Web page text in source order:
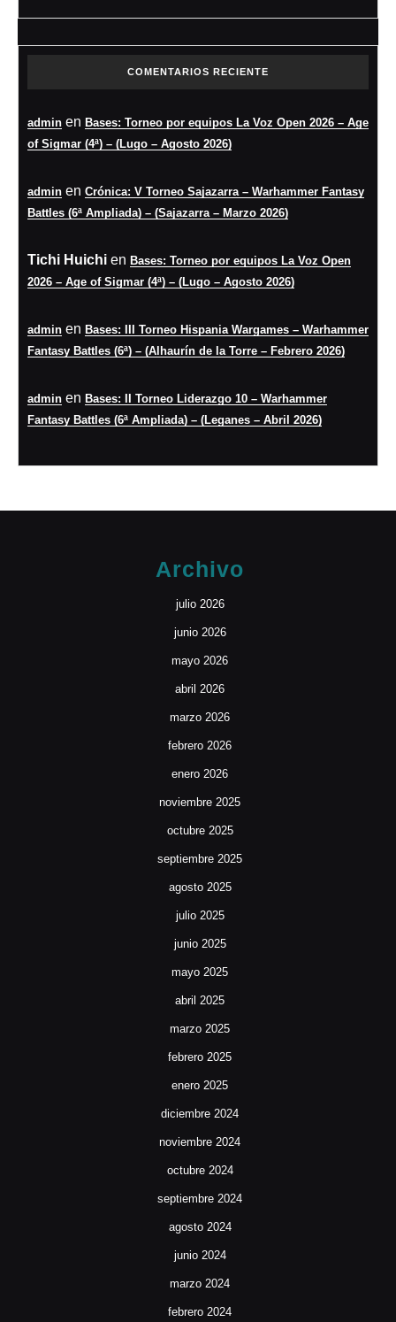
COMENTARIOS RECIENTE
admin en Bases: Torneo por equipos La Voz Open 2026 – Age
of Sigmar (4ª) – (Lugo – Agosto 2026)
admin en Crónica: V Torneo Sajazarra – Warhammer Fantasy
Battles (6ª Ampliada) – (Sajazarra – Marzo 2026)
Tichi Huichi en Bases: Torneo por equipos La Voz Open
2026 – Age of Sigmar (4ª) – (Lugo – Agosto 2026)
admin en Bases: III Torneo Hispania Wargames – Warhammer
Fantasy Battles (6ª) – (Alhaurín de la Torre – Febrero 2026)
admin en Bases: II Torneo Liderazgo 10 – Warhammer
Fantasy Battles (6ª Ampliada) – (Leganes – Abril 2026)
Archivo
julio 2026
junio 2026
mayo 2026
abril 2026
marzo 2026
febrero 2026
enero 2026
noviembre 2025
octubre 2025
septiembre 2025
agosto 2025
julio 2025
junio 2025
mayo 2025
abril 2025
marzo 2025
febrero 2025
enero 2025
diciembre 2024
noviembre 2024
octubre 2024
septiembre 2024
agosto 2024
junio 2024
marzo 2024
febrero 2024